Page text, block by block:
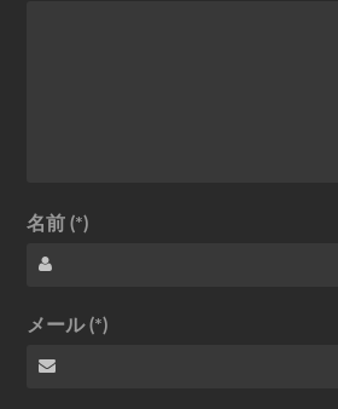
名前 (*)
メール (*)